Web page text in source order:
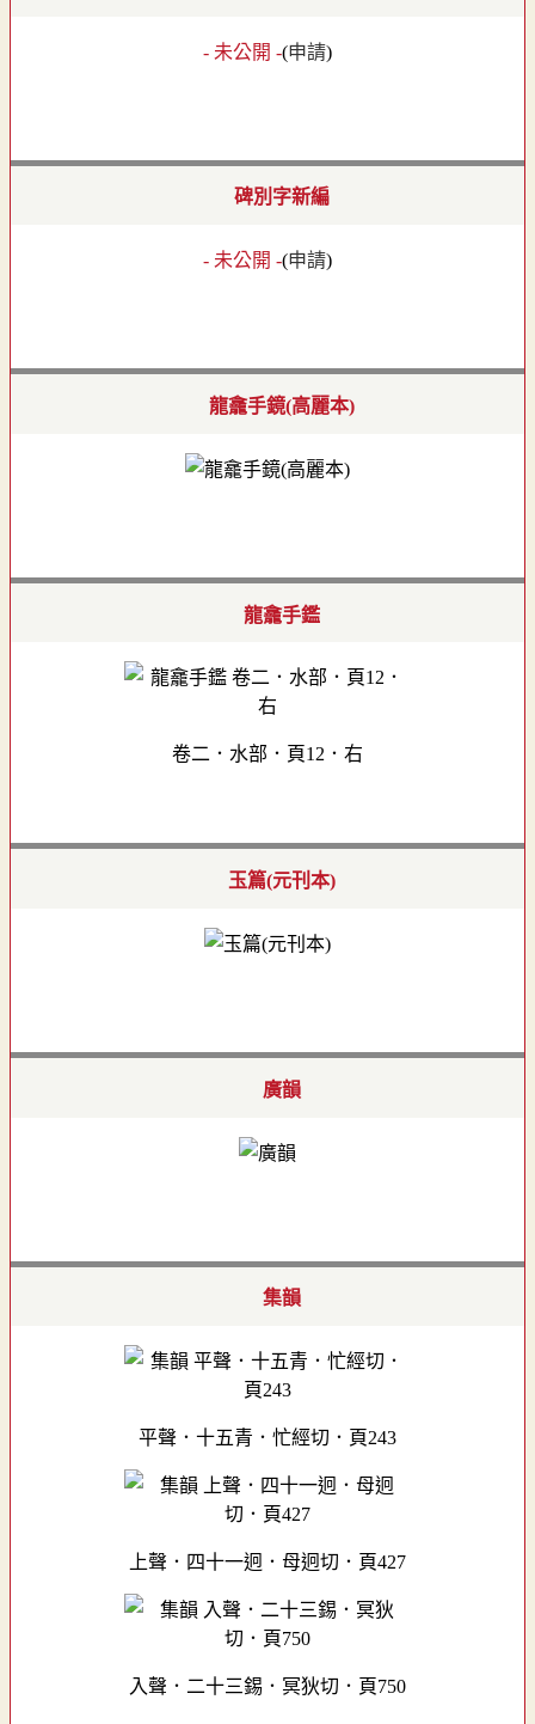
- 未公開 -(申請)
碑別字新編
- 未公開 -(申請)
龍龕手鏡(高麗本)
龍龕手鑑
卷二．水部．頁12．右
玉篇(元刊本)
廣韻
集韻
平聲．十五青．忙經切．頁243
上聲．四十一迥．母迥切．頁427
入聲．二十三錫．冥狄切．頁750